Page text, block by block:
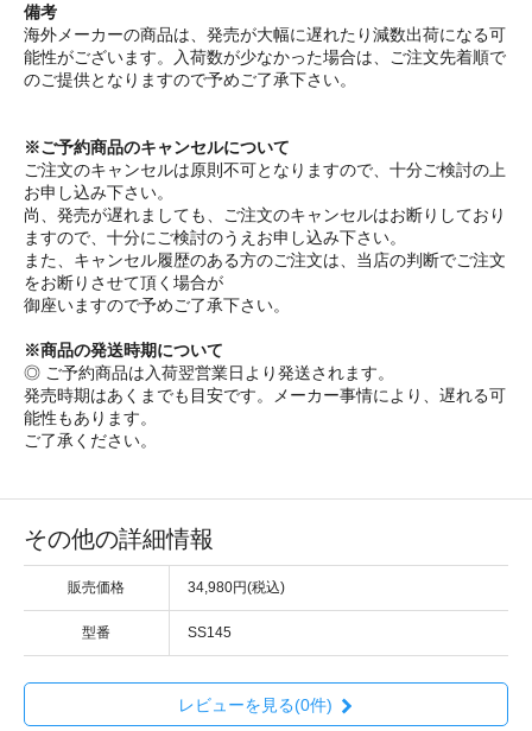
備考
海外メーカーの商品は、発売が大幅に遅れたり減数出荷になる可
能性がございます。入荷数が少なかった場合は、ご注文先着順で
のご提供となりますので予めご了承下さい。
※ご予約商品のキャンセルについて
ご注文のキャンセルは原則不可となりますので、十分ご検討の上
お申し込み下さい。
尚、発売が遅れましても、ご注文のキャンセルはお断りしており
ますので、十分にご検討のうえお申し込み下さい。
また、キャンセル履歴のある方のご注文は、当店の判断でご注文
をお断りさせて頂く場合が
御座いますので予めご了承下さい。
※商品の発送時期について
◎ ご予約商品は入荷翌営業日より発送されます。
発売時期はあくまでも目安です。メーカー事情により、遅れる可
能性もあります。
ご了承ください。
その他の詳細情報
販売価格 34,980円(税込)
型番 SS145
レビューを見る(0件)